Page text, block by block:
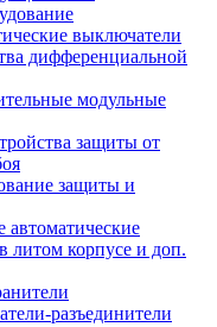
выключатели
дифференциальной
модульные
защиты от
защиты и
литом корпусе и доп.
разъединители